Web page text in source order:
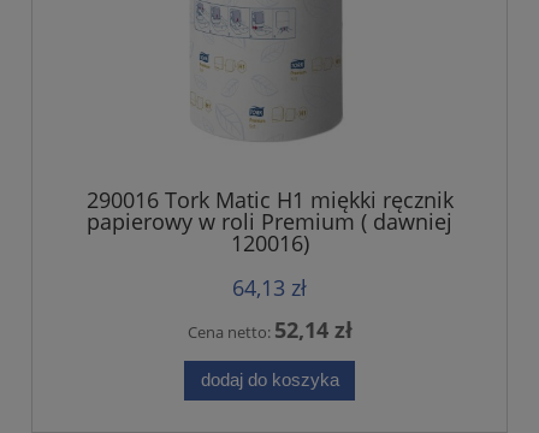
290016 Tork Matic H1 miękki ręcznik
papierowy w roli Premium ( dawniej
120016)
64,13 zł
Cena netto: 52,14 zł
dodaj do koszyka